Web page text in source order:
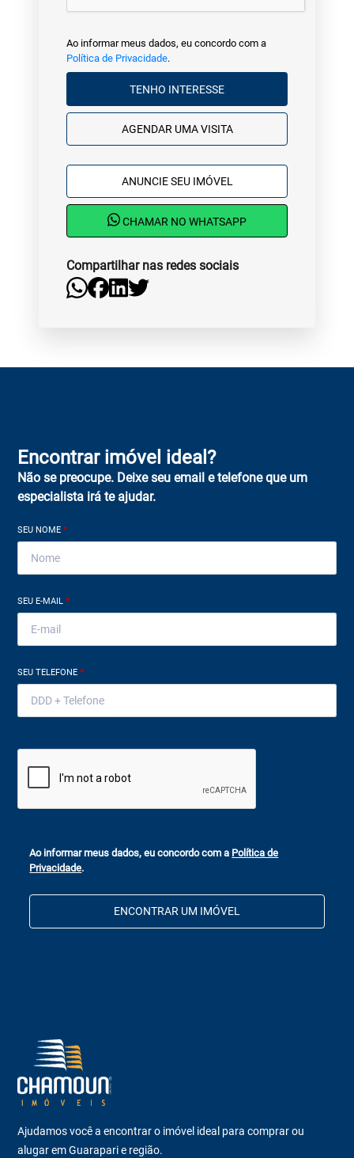
Ao informar meus dados, eu concordo com a
Política de Privacidade.
TENHO INTERESSE
AGENDAR UMA VISITA
ANUNCIE SEU IMÓVEL
CHAMAR NO WHATSAPP
Compartilhar nas redes sociais
Encontrar imóvel ideal?
Não se preocupe. Deixe seu email e telefone que um
especialista irá te ajudar.
SEU NOME*
SEU E-MAIL*
SEU TELEFONE*
Ao informar meus dados, eu concordo com a Política de
Privacidade.
ENCONTRAR UM IMÓVEL
Ajudamos você a encontrar o imóvel ideal para comprar ou
alugar em Guarapari e região.